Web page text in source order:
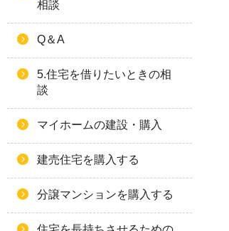
相談
Q＆A
5.住宅を借りたいときの相
談
マイホームの建設・購入
建売住宅を購入する
分譲マンションを購入する